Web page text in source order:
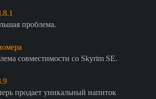
проблема.
совместимости со Skyrim SE.
продает уникальный напиток